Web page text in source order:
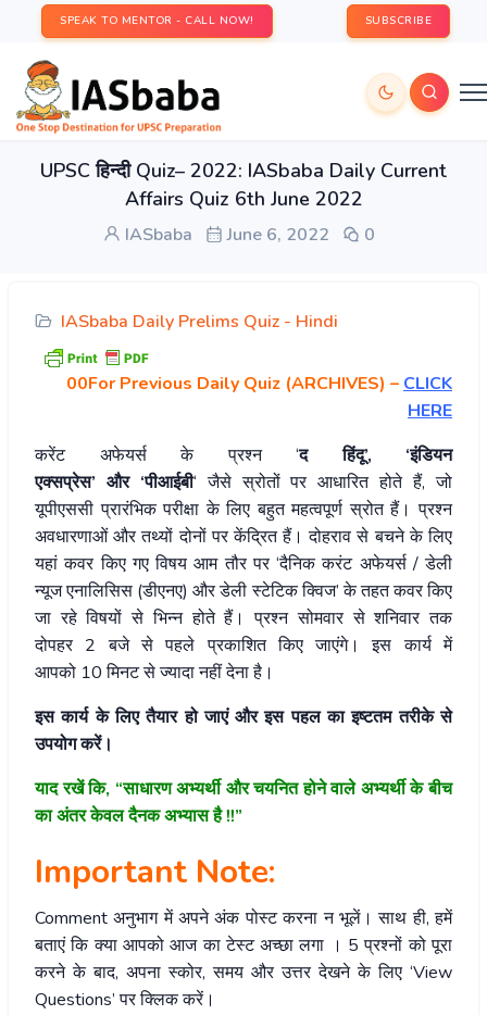
SPEAK TO MENTOR - CALL NOW! SUBSCRIBE
UPSC हिन्दी Quiz– 2022: IASbaba Daily Current
Affairs Quiz 6th June 2022
IASbaba June 6, 2022 0
IASbaba Daily Prelims Quiz - Hindi
00For Previous Daily Quiz (ARCHIVES) – CLICK
HERE
करेंट अफेयर्स के प्रश्न ‘द हिंदू’, ‘इंडियन
एक्सप्रेस’ और ‘पीआईबी‘ जैसे स्रोतों पर आधारित होते हैं, जो
यूपीएससी प्रारंभिक परीक्षा के लिए बहुत महत्वपूर्ण स्रोत हैं। प्रश्न
अवधारणाओं और तथ्यों दोनों पर केंद्रित हैं। दोहराव से बचने के लिए
यहां कवर किए गए विषय आम तौर पर ‘दैनिक करंट अफेयर्स / डेली
न्यूज एनालिसिस (डीएनए) और डेली स्टेटिक क्विज’ के तहत कवर किए
जा रहे विषयों से भिन्न होते हैं। प्रश्न सोमवार से शनिवार तक
दोपहर 2 बजे से पहले प्रकाशित किए जाएंगे। इस कार्य में
आपको 10 मिनट से ज्यादा नहीं देना है।
इस कार्य के लिए तैयार हो जाएं और इस पहल का इष्टतम तरीके से
उपयोग करें।
याद रखें कि, “साधारण अभ्यर्थी और चयनित होने वाले अभ्यर्थी के बीच
का अंतर केवल दैनक अभ्यास है !!”
Important Note:
Comment अनुभाग में अपने अंक पोस्ट करना न भूलें। साथ ही, हमें
बताएं कि क्या आपको आज का टेस्ट अच्छा लगा । 5 प्रश्नों को पूरा
करने के बाद, अपना स्कोर, समय और उत्तर देखने के लिए ‘View
Questions’ पर क्लिक करें।